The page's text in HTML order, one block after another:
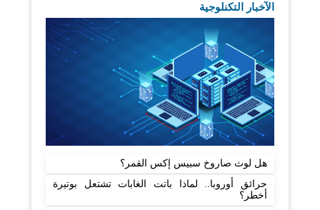
الآخبار التكنلوجية
هل لوث صاروخ سبيس إكس القمر؟
حرائق أوروبا.. لماذا باتت الغابات تشتعل بوتيرة
أخطر؟